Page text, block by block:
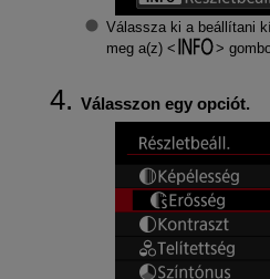
Válassza ki a beállítani
meg a(z)
Válasszon egy opciót.